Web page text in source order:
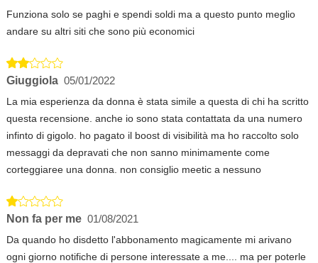
Funziona solo se paghi e spendi soldi ma a questo punto meglio
andare su altri siti che sono più economici
Giuggiola 05/01/2022
La mia esperienza da donna è stata simile a questa di chi ha scritto
questa recensione. anche io sono stata contattata da una numero
infinto di gigolo. ho pagato il boost di visibilità ma ho raccolto solo
messaggi da depravati che non sanno minimamente come
corteggiaree una donna. non consiglio meetic a nessuno
Non fa per me 01/08/2021
Da quando ho disdetto l'abbonamento magicamente mi arivano
ogni giorno notifiche di persone interessate a me.... ma per poterle